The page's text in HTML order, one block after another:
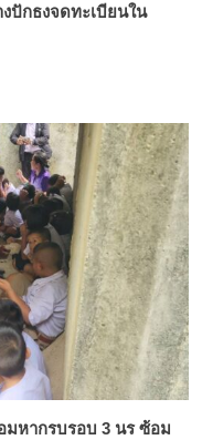
ปักธงจดทะเบียนใน
มหากรบรอบ 3 นร ซ้อม